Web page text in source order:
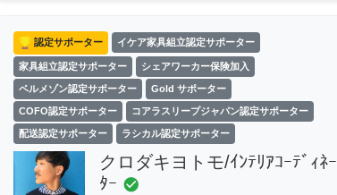
認定サポーター イケア家具組立認定サポーター
家具組立認定サポーター シェアワーカー保険加入
ベルメゾン認定サポーター Gold サポーター
COFO認定サポーター コアラスリープジャパン認定サポーター
配送認定サポーター ラシカル認定サポーター
クロダキヨトモ/ｲﾝﾃﾘｱｺｰﾃﾞｨﾈｰ
ﾀｰ check_circle